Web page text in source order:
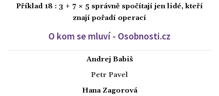
Příklad 18 : 3 + 7 × 5 správně spočítají jen lidé, kteří
znají pořadí operací
O kom se mluví - Osobnosti.cz
Andrej Babiš
Petr Pavel
Hana Zagorová